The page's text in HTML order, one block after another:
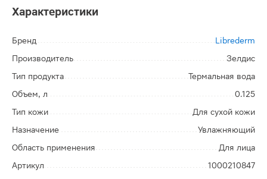
Характеристики
Бренд
Librederm
Производитель
Зелдис
Тип продукта
Термальная вода
Объем, л
0.125
Тип кожи
Для сухой кожи
Назначение
Увлажняющий
Область применения
Для лица
Артикул
1000210847